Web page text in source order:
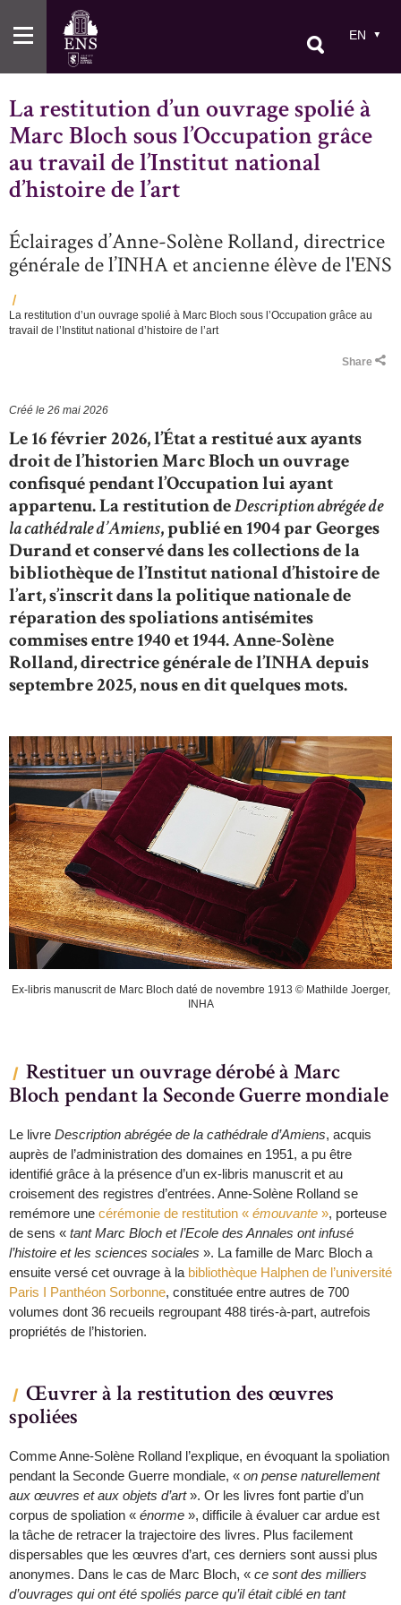
main
EN
La restitution d’un ouvrage spolié à
Marc Bloch sous l’Occupation grâce
au travail de l’Institut national
d’histoire de l’art
Éclairages d’Anne-Solène Rolland, directrice
générale de l’INHA et ancienne élève de l'ENS
Breadcrumb
La restitution d’un ouvrage spolié à Marc Bloch sous l’Occupation grâce au
travail de l’Institut national d’histoire de l’art
Share
Créé le 26 mai 2026
Le 16 février 2026, l’État a restitué aux ayants
droit de l’historien Marc Bloch un ouvrage
confisqué pendant l’Occupation lui ayant
appartenu. La restitution deDescription abrégée de
la cathédrale d’Amiens, publié en 1904 par Georges
Durand et conservé dans les collections de la
bibliothèque de l’Institut national d’histoire de
l’art, s’inscrit dans la politique nationale de
réparation des spoliations antisémites
commises entre 1940 et 1944. Anne-Solène
Rolland, directrice générale de l’INHA depuis
septembre 2025, nous en dit quelques mots.
Ex-libris manuscrit de Marc Bloch daté de novembre 1913 © Mathilde Joerger,
INHA
Restituer un ouvrage dérobé à Marc
Bloch pendant la Seconde Guerre mondiale
Le livre Description abrégée de la cathédrale d’Amiens, acquis
auprès de l’administration des domaines en 1951, a pu être
identifié grâce à la présence d’un ex-libris manuscrit et au
croisement des registres d’entrées. Anne-Solène Rolland se
remémore une cérémonie de restitution « émouvante », porteuse
de sens « tant Marc Bloch et l’Ecole des Annales ont infusé
l’histoire et les sciences sociales ». La famille de Marc Bloch a
ensuite versé cet ouvrage à la bibliothèque Halphen de l’université
Paris I Panthéon Sorbonne, constituée entre autres de 700
volumes dont 36 recueils regroupant 488 tirés-à-part, autrefois
propriétés de l’historien.
Œuvrer à la restitution des œuvres
spoliées
Comme Anne-Solène Rolland l’explique, en évoquant la spoliation
pendant la Seconde Guerre mondiale, « on pense naturellement
aux œuvres et aux objets d’art». Or les livres font partie d’un
corpus de spoliation « énorme », difficile à évaluer car ardue est
la tâche de retracer la trajectoire des livres. Plus facilement
dispersables que les œuvres d’art, ces derniers sont aussi plus
anonymes. Dans le cas de Marc Bloch, « ce sont des milliers
d’ouvrages qui ont été spoliés parce qu’il était ciblé en tant